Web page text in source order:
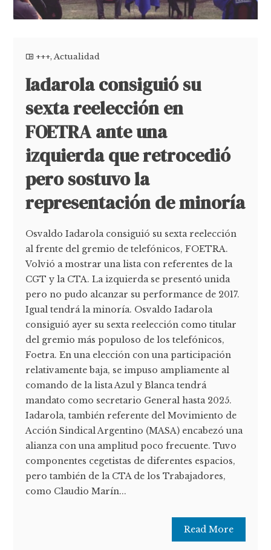
+++,Actualidad
Iadarola consiguió su
sexta reelección en
FOETRA ante una
izquierda que retrocedió
pero sostuvo la
representación de minoría
Osvaldo Iadarola consiguió su sexta reelección
al frente del gremio de telefónicos, FOETRA.
Volvió a mostrar una lista con referentes de la
CGT y la CTA. La izquierda se presentó unida
pero no pudo alcanzar su performance de 2017.
Igual tendrá la minoría. Osvaldo Iadarola
consiguió ayer su sexta reelección como titular
del gremio más populoso de los telefónicos,
Foetra. En una elección con una participación
relativamente baja, se impuso ampliamente al
comando de la lista Azul y Blanca tendrá
mandato como secretario General hasta 2025.
Iadarola, también referente del Movimiento de
Acción Sindical Argentino (MASA) encabezó una
alianza con una amplitud poco frecuente. Tuvo
componentes cegetistas de diferentes espacios,
pero también de la CTA de los Trabajadores,
como Claudio Marín...
Read More